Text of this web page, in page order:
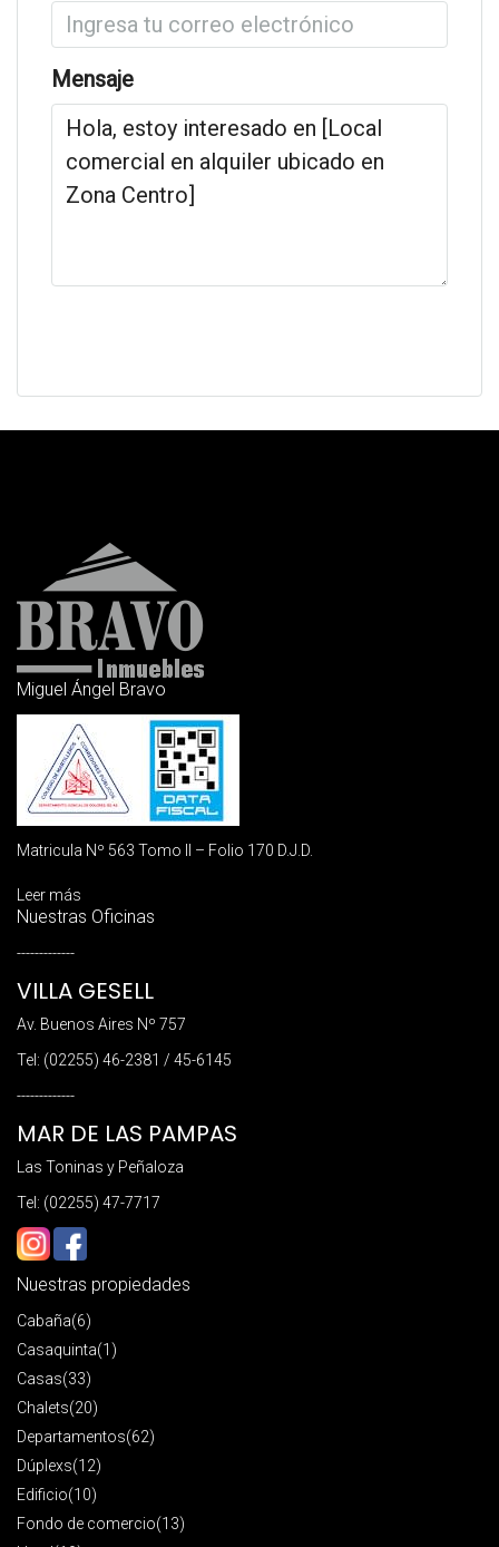
Mensaje
Miguel Ángel Bravo
Matricula Nº 563 Tomo II – Folio 170 D.J.D.
Leer más
Nuestras Oficinas
-------------
VILLA GESELL
Av. Buenos Aires Nº 757
Tel: (02255) 46-2381 / 45-6145
-------------
MAR DE LAS PAMPAS
Las Toninas y Peñaloza
Tel: (02255) 47-7717
Nuestras propiedades
Cabaña(6)
Casaquinta(1)
Casas(33)
Chalets(20)
Departamentos(62)
Dúplexs(12)
Edificio(10)
Fondo de comercio(13)